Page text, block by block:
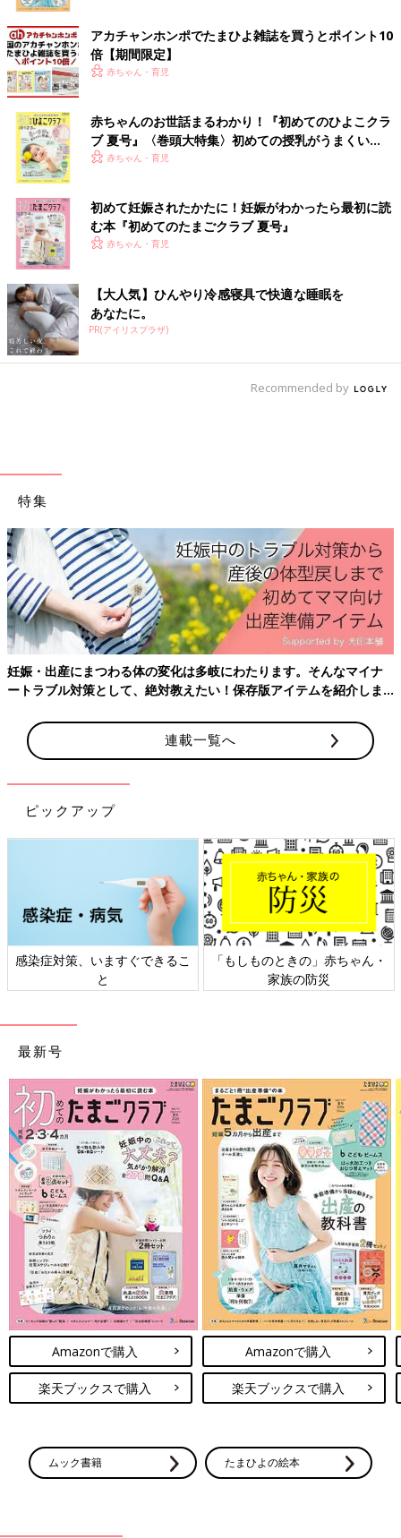
Ａ ビタミンＢ1が豊富な豚肉や大豆製品がおすすめ
赤ちゃんにも夏バテのような症状が見られることがあります。食
欲が落ちているときにとりたい栄養素は、ビタミン。中でも炭水
化物をエネルギーに変えるのに必要なビタミンＢ1を豊富に含
む、豚肉や大豆製品がおすすめです。納豆は、消化を促す成分が
含まれ、カルシウムも豊富。ぜひ取り入れてみてください。
赤ちゃんと一緒に車でお出かけを計画している
ママ・パパも多いのでは？涼しくなってきたか
らといって「赤ちゃんを車内にちょっと置いて
ちょっとの間違った判断が、悲しい結末になっ
てしまうこともあるのです。
季節の変わり目の体調管理は、基本的には赤ちゃんも大人と同じ
でOKのよう。涼しくなったからと油断せず、赤ちゃんもママも
規則正しい生活を心がけましょう。（取材・文／前田ユリ、ひよ
こクラブ編集部）
参考／「ひよこクラブ」２０１７年９月号「赤ちゃん３９人のす
アプリ「まいにちのたまひよ」
妊娠日数・生後日数に合わせて専門家のアドバイスを毎日お届
きる「ルーム」や、写真だけでは伝わらない”できごと”を簡単に
記録できる「成長きろく」も大人気！
ダウンロード（無料）
育児中におススメの本
最新! 初めての育児新百科 (ベネッセ・ムック たまひよブッ
大人気「新百科シリーズ」の「育児新百科」がリニューアル！
新生児から
毎日のお世話を基本からていねいに解説。
新生児期からのお世話も写真でよくわかる！ 月齢別に、体・心
の成長とかかわりかたを掲載。
ワンオペおふろの手順など、ママ・パパの「困った！」を具体的
なテクで解決。
予防接種や乳幼児健診、事故・けがの予防と対策、病気の受診の
目安などもわかりやすく紹介しています。
切り取って使える、「赤ちゃんの月齢別 発育・発達見通し表」
つき。
アカチャンホンポでたまひよ雑誌を買うとポイント10
倍【期間限定】
赤ちゃん・育児
赤ちゃんのお世話まるわかり！『初めてのひよこクラ
ブ 夏号』〈巻頭大特集〉初めての授乳がうまくい
く！ おっぱい・ミルクの基本と夏のトラブル 解決テ
赤ちゃん・育児
初めて妊娠されたかたに！妊娠がわかったら最初に読
む本『初めてのたまごクラブ 夏号』
赤ちゃん・育児
【大人気】ひんやり冷感寝具で快適な睡眠を
あなたに。
PR(アイリスプラザ)
Recommended by
特集
妊娠・出産にまつわる体の変化は多岐にわたります。そんなマイナ
ートラブル対策として、絶対教えたい！保存版アイテムを紹介しま
連載一覧へ
ピックアップ
感染症対策、いますぐできるこ
と
「もしものときの」赤ちゃん・
家族の防災
最新号
Amazonで購入
楽天ブックスで購入
Amazonで購入
楽天ブックスで購入
ムック書籍 たまひよの絵本